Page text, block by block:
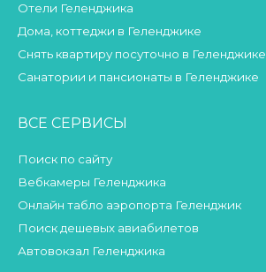
Отели Геленджика
Дома, коттеджи в Геленджике
Снять квартиру посуточно в Геленджике
Санатории и пансионаты в Геленджике
ВСЕ СЕРВИСЫ
Поиск по сайту
Вебкамеры Геленджика
Онлайн табло аэропорта Геленджик
Поиск дешевых авиабилетов
Автовокзал Геленджика